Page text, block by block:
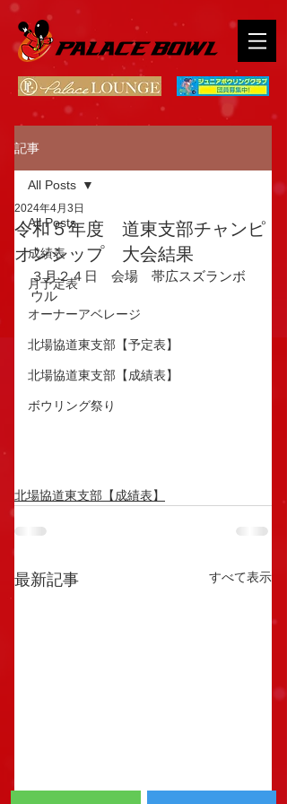
記事
All Posts
成績表
月予定表
オーナーアベレージ
北場協道東支部【予定表】
北場協道東支部【成績表】
ボウリング祭り
All Posts
令和５年度 道東支部チャンピ
オンシップ 大会結果
2024年4月3日
３月２４日　会場　帯広スズランボ
ウル
北場協道東支部【成績表】
最新記事 すべて表示